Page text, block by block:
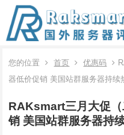
您的位置 首页 优惠码
器低价促销 美国站群服务器持续
RAKsmart三月大促
销 美国站群服务器持